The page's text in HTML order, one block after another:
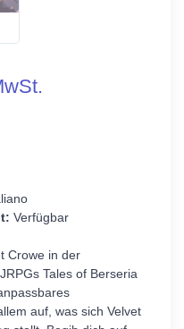
Verfügbar
Crowe in der
Tales of Berseria
auf, was sich Velvet